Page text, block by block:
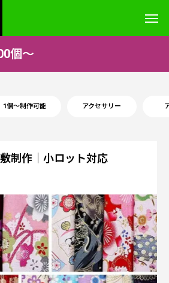
個～
1個～制作可能 アクセサリー
制作｜小ロット対応